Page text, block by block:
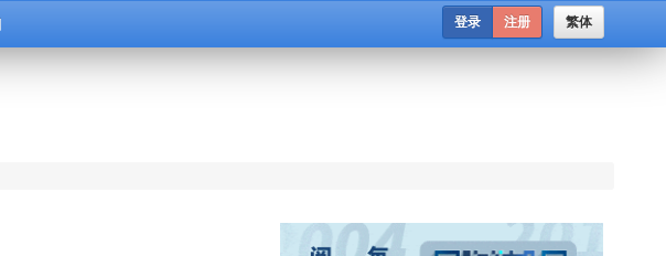
繁体
登录 注册